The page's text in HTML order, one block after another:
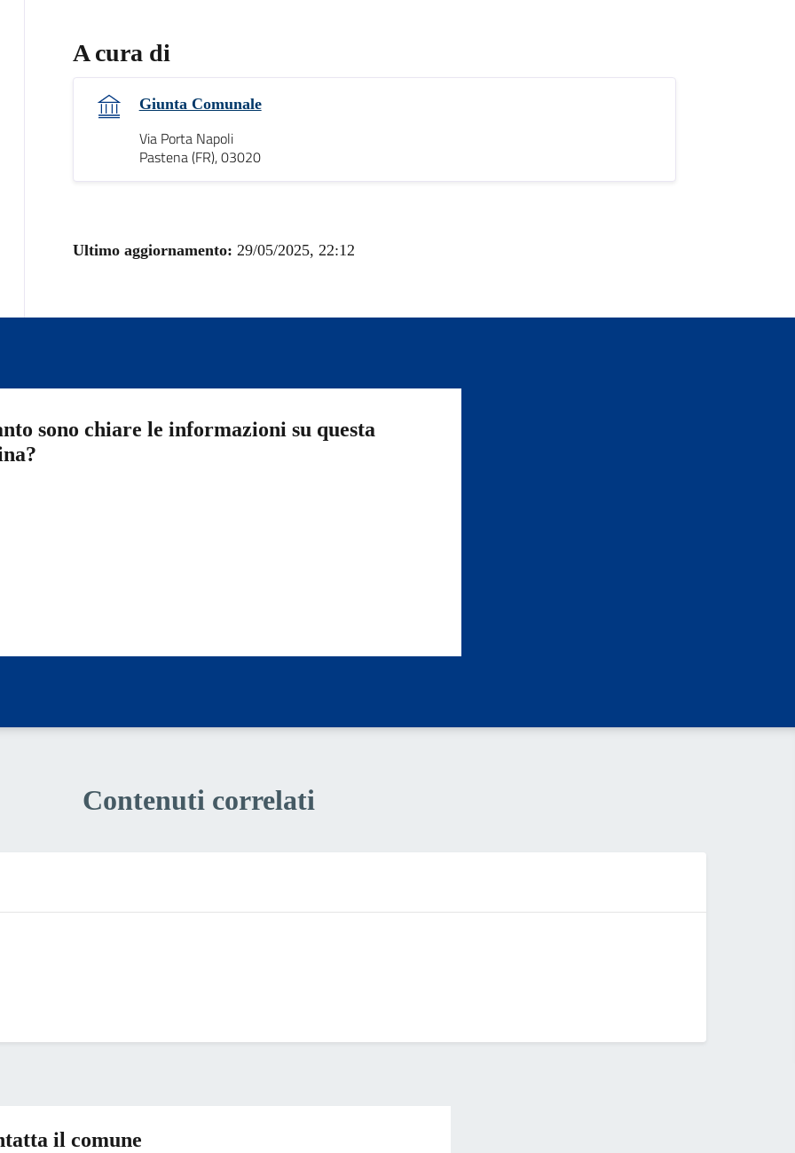
A cura di
Giunta Comunale
Via Porta Napoli
Pastena (FR), 03020
Ultimo aggiornamento: 29/05/2025, 22:12
sono chiare le informazioni su questa
5 stelle su 5
4 stelle su 5
3 stelle su 5
2 stelle su 5
Contenuti correlati
il comune